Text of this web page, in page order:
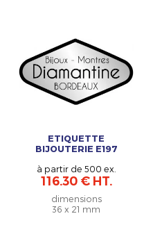
ETIQUETTE
BIJOUTERIE E197
à partir de 500 ex.
116.30 € HT.
dimensions
36 x 21 mm